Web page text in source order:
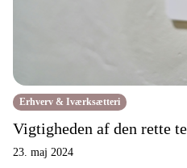
Erhverv & Iværksætteri
Vigtigheden af den rette
23. maj 2024